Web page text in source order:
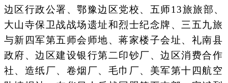
边区行政公署、鄂豫边区党校、五师13旅旅部、
大山寺保卫战战场遗址和烈士纪念牌、三五九旅
与新四军第五师会师地、蒋家楼子会址、礼南县
政府、边区建设银行第二印钞厂、边区消费合作
社、造纸厂、卷烟厂、毛巾厂、美军第十四航空